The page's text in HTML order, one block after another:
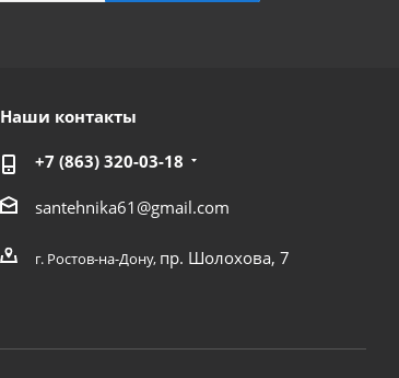
Наши контакты
+7 (863) 320-03-18
santehnika61@gmail.com
г. Ростов-на-Дону, пр. Шолохова, 7